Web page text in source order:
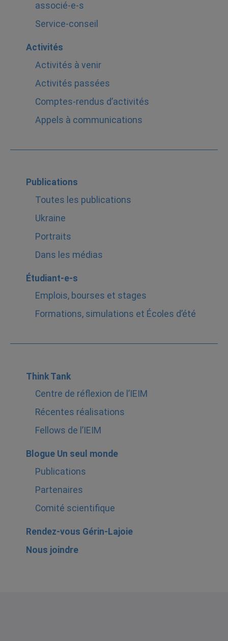
associé-e-s
Service-conseil
Activités
Activités à venir
Activités passées
Comptes-rendus d’activités
Appels à communications
Publications
Toutes les publications
Ukraine
Portraits
Dans les médias
Étudiant-e-s
Emplois, bourses et stages
Formations, simulations et Écoles d’été
Think Tank
Centre de réflexion de l’IEIM
Récentes réalisations
Fellows de l’IEIM
Blogue Un seul monde
Publications
Partenaires
Comité scientifique
Rendez-vous Gérin-Lajoie
Nous joindre